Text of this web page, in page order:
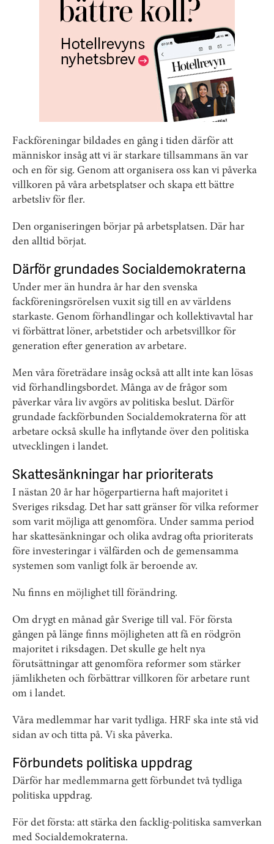
Fackföreningar bildades en gång i tiden därför att
människor insåg att vi är starkare tillsammans än var
och en för sig. Genom att organisera oss kan vi påverka
villkoren på våra arbetsplatser och skapa ett bättre
arbetsliv för fler.
Den organiseringen börjar på arbetsplatsen. Där har
den alltid börjat.
Därför grundades Socialdemokraterna
Under mer än hundra år har den svenska
fackföreningsrörelsen vuxit sig till en av världens
starkaste. Genom förhandlingar och kollektivavtal har
vi förbättrat löner, arbetstider och arbetsvillkor för
generation efter generation av arbetare.
Men våra företrädare insåg också att allt inte kan lösas
vid förhandlingsbordet. Många av de frågor som
påverkar våra liv avgörs av politiska beslut. Därför
grundade fackförbunden Socialdemokraterna för att
arbetare också skulle ha inflytande över den politiska
utvecklingen i landet.
Skattesänkningar har prioriterats
I nästan 20 år har högerpartierna haft majoritet i
Sveriges riksdag. Det har satt gränser för vilka reformer
som varit möjliga att genomföra. Under samma period
har skattesänkningar och olika avdrag ofta prioriterats
före investeringar i välfärden och de gemensamma
systemen som vanligt folk är beroende av.
Nu finns en möjlighet till förändring.
Om drygt en månad går Sverige till val. För första
gången på länge finns möjligheten att få en rödgrön
majoritet i riksdagen. Det skulle ge helt nya
förutsättningar att genomföra reformer som stärker
jämlikheten och förbättrar villkoren för arbetare runt
om i landet.
Våra medlemmar har varit tydliga. HRF ska inte stå vid
sidan av och titta på. Vi ska påverka.
Förbundets politiska uppdrag
Därför har medlemmarna gett förbundet två tydliga
politiska uppdrag.
För det första: att stärka den facklig-politiska samverkan
med Socialdemokraterna.